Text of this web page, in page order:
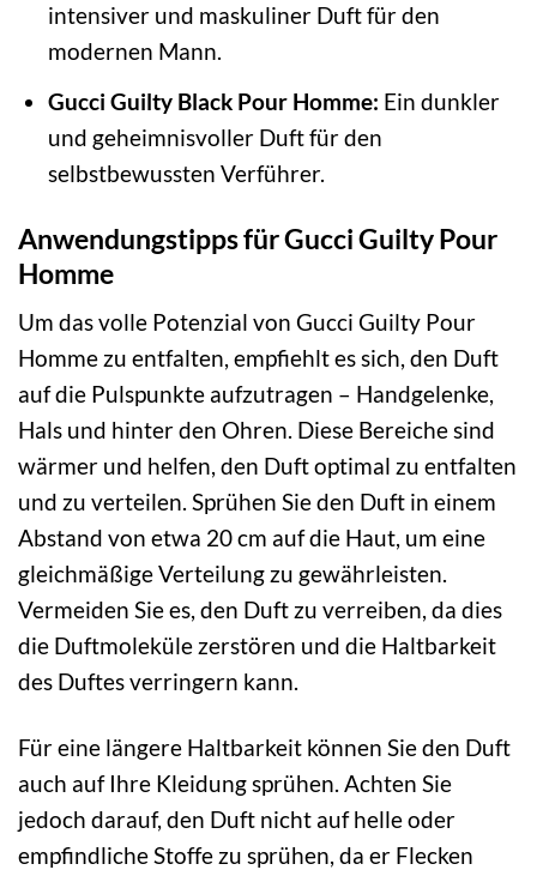
intensiver und maskuliner Duft für den
modernen Mann.
Gucci Guilty Black Pour Homme: Ein dunkler
und geheimnisvoller Duft für den
selbstbewussten Verführer.
Anwendungstipps für Gucci Guilty Pour
Homme
Um das volle Potenzial von Gucci Guilty Pour
Homme zu entfalten, empfiehlt es sich, den Duft
auf die Pulspunkte aufzutragen – Handgelenke,
Hals und hinter den Ohren. Diese Bereiche sind
wärmer und helfen, den Duft optimal zu entfalten
und zu verteilen. Sprühen Sie den Duft in einem
Abstand von etwa 20 cm auf die Haut, um eine
gleichmäßige Verteilung zu gewährleisten.
Vermeiden Sie es, den Duft zu verreiben, da dies
die Duftmoleküle zerstören und die Haltbarkeit
des Duftes verringern kann.
Für eine längere Haltbarkeit können Sie den Duft
auch auf Ihre Kleidung sprühen. Achten Sie
jedoch darauf, den Duft nicht auf helle oder
empfindliche Stoffe zu sprühen, da er Flecken